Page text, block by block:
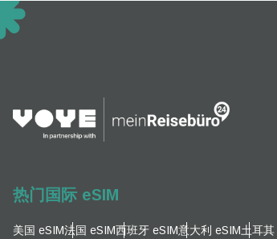
热门国际 eSIM
美国 eSIM法国 eSIM西班牙 eSIM意大利 eSIM土耳其